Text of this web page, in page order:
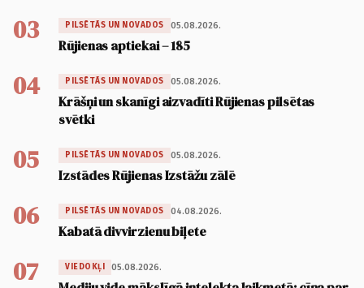
03 PILSĒTĀS UN NOVADOS 05.08.2026.
Rūjienas aptiekai – 185
04 PILSĒTĀS UN NOVADOS 05.08.2026.
Krāšņi un skanīgi aizvadīti Rūjienas pilsētas
svētki
05 PILSĒTĀS UN NOVADOS 05.08.2026.
Izstādes Rūjienas Izstāžu zālē
06 PILSĒTĀS UN NOVADOS 04.08.2026.
Kabatā divvirzienu biļete
07 VIEDOKĻI 05.08.2026.